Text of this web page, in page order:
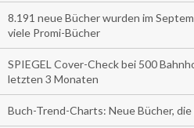
8.191 neue Bücher wurden im
viele Promi-Bücher
SPIEGEL Cover-Check bei 500
letzten 3 Monaten
Buch-Trend-Charts: Neue Bücher,